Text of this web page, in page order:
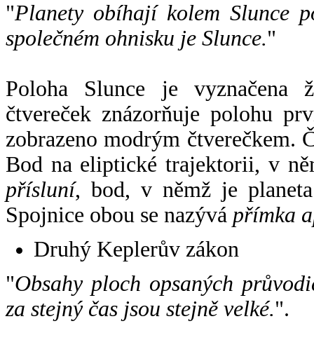
"Planety obíhají kolem Slunce
společném ohnisku je Slunce."
Poloha Slunce je vyznačena
čtvereček znázorňuje polohu
zobrazeno modrým čtverečkem.
Bod na eliptické trajektorii, v
přísluní, bod, v němž je
Spojnice obou se nazývá přímka
Druhý Keplerův zákon
"Obsahy ploch opsaných
za stejný čas jsou stejně velké.".